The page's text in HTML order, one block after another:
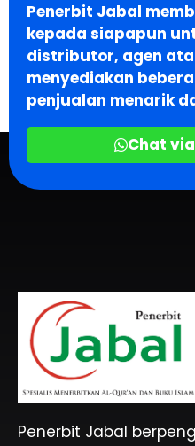
Penerbit Jabal
kepada siapapun
distributor, agen
menyediakan
penjualan menarik
Chat
Penerbit Al Quran & Buku Islam Berpengalaman Sejak 2004
Penerbit Jabal